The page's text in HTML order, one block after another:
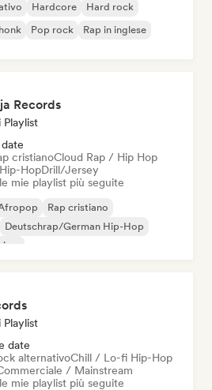
Hardcore
Hard rock
Pop rock Rap in inglese
Records
Playlist
cristianoCloud Rap / Hip Hop
HopDrill/Jersey
mie playlist più seguite
Rap cristiano
Deutschrap/German Hip-Hop
Playlist
date
alternativoChill / Lo-fi Hip-Hop
/ Mainstream
mie playlist più seguite